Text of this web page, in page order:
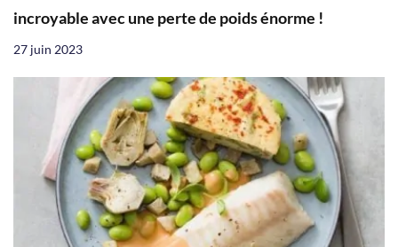
incroyable avec une perte de poids énorme !
27 juin 2023